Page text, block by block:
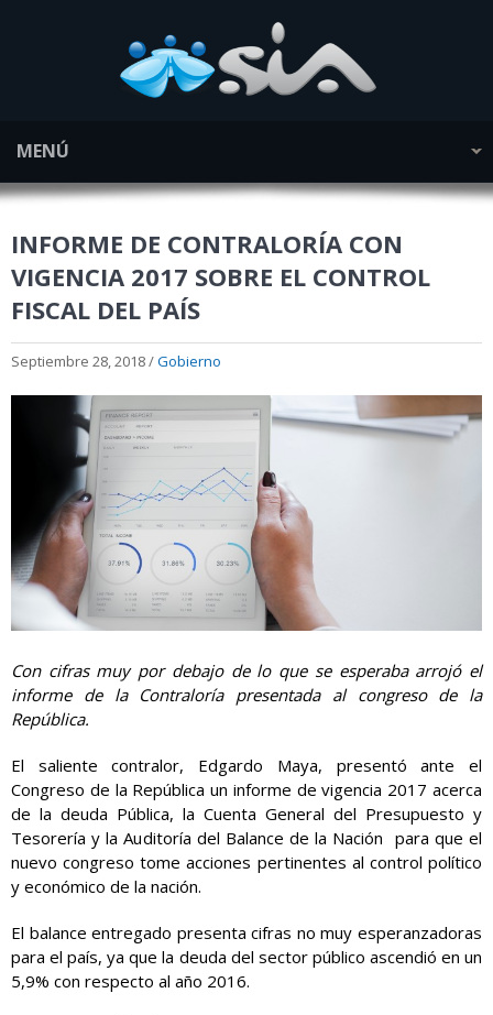
MENÚ
INFORME DE CONTRALORÍA CON
VIGENCIA 2017 SOBRE EL CONTROL
FISCAL DEL PAÍS
Septiembre 28, 2018 /Gobierno
Con cifras muy por debajo de lo que se esperaba arrojó el
informe de la Contraloría presentada al congreso de la
República.
El saliente contralor, Edgardo Maya, presentó ante el
Congreso de la República un informe de vigencia 2017 acerca
de la deuda Pública, la Cuenta General del Presupuesto y
Tesorería y la Auditoría del Balance de la Nación para que el
nuevo congreso tome acciones pertinentes al control político
y económico de la nación.
El balance entregado presenta cifras no muy esperanzadoras
para el país, ya que la deuda del sector público ascendió en un
5,9% con respecto al año 2016.